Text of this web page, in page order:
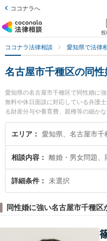
ココナラへ
投
ココナラ法律相談 愛知県で法律
名古屋市千種区の同
愛知県の名古屋市千種区で同性婚に
無料や休日面談に対応している弁護
る財産分与や養育費、親権等の細か
特に弁護士法人名古屋北法律事務所
律事務所の宮城 佳典弁護士のプロフ
護士を検索したい』『初回相談無料
内の弁護士に相談予約したい』など
エリア 愛知県、名古屋市千
相談内容 離婚・男女問題、
詳細条件 未選択
同性婚に強い名古屋市千種